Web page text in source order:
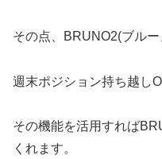
その点、BRUNO2(ブルー
週末ポジション持ち越し
その機能を活用すれば
くれます。